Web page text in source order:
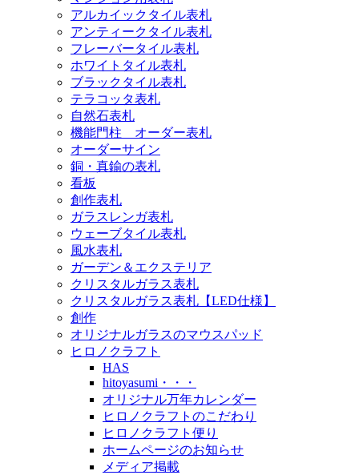
アルカイックタイル表札
アンティークタイル表札
フレーバータイル表札
ホワイトタイル表札
ブラックタイル表札
テラコッタ表札
自然石表札
機能門柱 オーダー表札
オーダーサイン
銅・真鍮の表札
看板
創作表札
ガラスレンガ表札
ウェーブタイル表札
風水表札
ガーデン＆エクステリア
クリスタルガラス表札
クリスタルガラス表札【LED仕様】
創作
オリジナルガラスのマウスパッド
ヒロノクラフト
HAS
hitoyasumi・・・
オリジナル万年カレンダー
ヒロノクラフトのこだわり
ヒロノクラフト便り
ホームページのお知らせ
メディア掲載